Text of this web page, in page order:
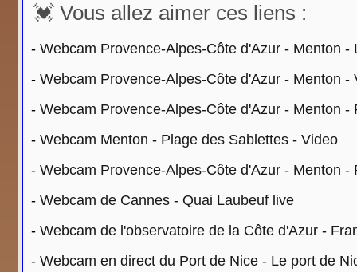
💓 Vous allez aimer ces liens :
- Webcam Provence-Alpes-Côte d'Azur - Menton -
- Webcam Provence-Alpes-Côte d'Azur - Menton -
- Webcam Provence-Alpes-Côte d'Azur - Menton -
- Webcam Menton - Plage des Sablettes - Video
- Webcam Provence-Alpes-Côte d'Azur - Menton -
- Webcam de Cannes - Quai Laubeuf live
- Webcam de l'observatoire de la Côte d'Azur -
- Webcam en direct du Port de Nice - Le port de